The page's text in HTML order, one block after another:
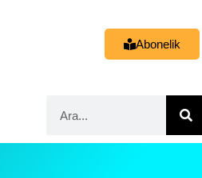
Abonelik